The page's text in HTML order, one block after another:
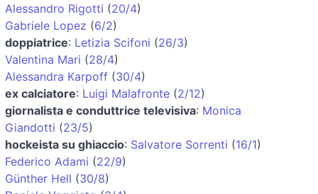
Alessandro Rigotti (20/4)
Gabriele Lopez (6/2)
doppiatrice: Letizia Scifoni (26/3)
Valentina Mari (28/4)
Alessandra Karpoff (30/4)
ex calciatore: Luigi Malafronte (2/12)
giornalista e conduttrice televisiva: Monica
Giandotti (23/5)
hockeista su ghiaccio: Salvatore Sorrenti (16/1)
Federico Adami (22/9)
Günther Hell (30/8)